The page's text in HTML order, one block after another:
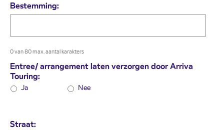
Bestemming:
0 van 80 max. aantal karakters
Entree/ arrangement laten verzorgen door Arriva
Touring:
Ja Nee
Straat: